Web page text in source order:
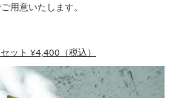
用意いたします。
ット ¥4,400（税込）